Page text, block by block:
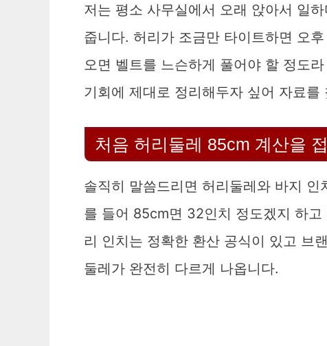
저는 평소 사무실에서 오래 앉아서 일
줍니다. 허리가 조금만 타이트하면 오
오면 벨트를 느슨하게 풀어야 할 정도
기회에 제대로 정리해두자 싶어 자료를
처음 허리둘레 85cm 계산을
솔직히 말씀드리면 허리둘레와 바지
를 들어 85cm면 32인치 정도겠지 하
리 인치는 정확한 환산 공식이 있고 브
둘레가 완전히 다르게 나옵니다.